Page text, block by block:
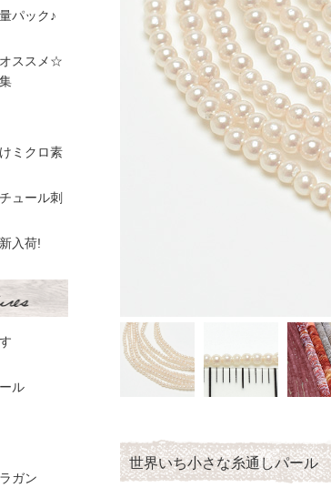
世界いち小さな糸通しパール
パック♪
ススメ☆
ミクロ素
ュール刺
入荷!
ル
ガン